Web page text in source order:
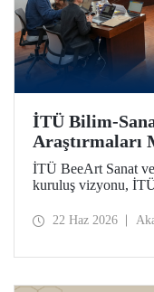
İTÜ Bilim-
Araştırmaları
İTÜ BeeArt Sanat ve
kuruluş vizyonu,
Kuruluş22 Haz 2026